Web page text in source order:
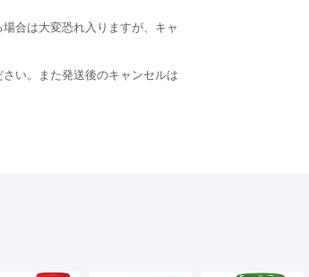
合は大変恐れ入りますが、キャ
い。また発送後のキャンセルは